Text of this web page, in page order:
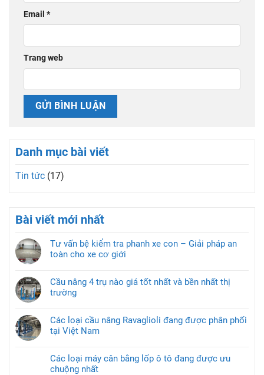
Email *
Trang web
Danh mục bài viết
Tin tức (17)
Bài viết mới nhất
Tư vấn bệ kiểm tra phanh xe con – Giải pháp an
toàn cho xe cơ giới
Cầu nâng 4 trụ nào giá tốt nhất và bền nhất thị
trường
Các loại cầu nâng Ravaglioli đang được phân phối
tại Việt Nam
Các loại máy cân bằng lốp ô tô đang được ưu
chuộng nhất